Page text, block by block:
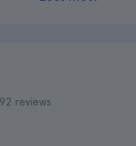
reviews